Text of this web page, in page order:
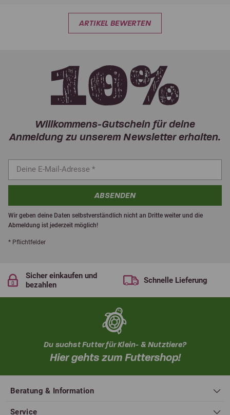
ARTIKEL BEWERTEN
Willkommens-Gutschein für deine
Anmeldung zu unserem Newsletter erhalten.
ABSENDEN
Wir geben deine Daten selbstverständlich nicht an Dritte weiter und die
Abmeldung ist jederzeit möglich!
* Pflichtfelder
Sicher einkaufen und
bezahlen
Schnelle Lieferung
Du suchst Futter für Klein- & Nutztiere?
Hier gehts zum Futtershop!
Beratung & Information
Service